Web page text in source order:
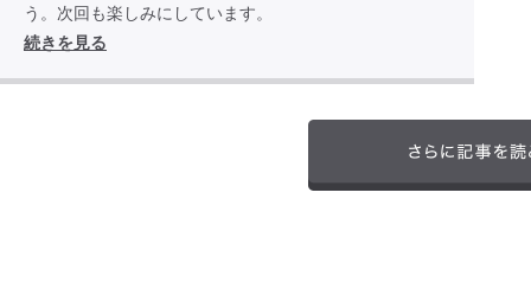
う。次回も楽しみにしています。
続きを見る